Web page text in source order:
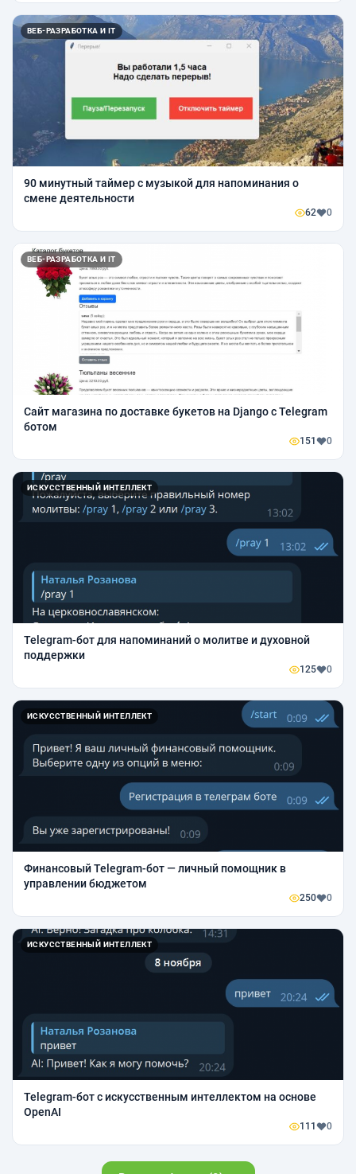
ВЕБ-РАЗРАБОТКА И IT
90 минутный таймер с музыкой для напоминания о
смене деятельности
62 0
ВЕБ-РАЗРАБОТКА И IT
Сайт магазина по доставке букетов на Django с Telegram
ботом
151 0
ИСКУССТВЕННЫЙ ИНТЕЛЛЕКТ
Telegram-бот для напоминаний о молитве и духовной
поддержки
125 0
ИСКУССТВЕННЫЙ ИНТЕЛЛЕКТ
Финансовый Telegram-бот — личный помощник в
управлении бюджетом
250 0
ИСКУССТВЕННЫЙ ИНТЕЛЛЕКТ
Telegram-бот с искусственным интеллектом на основе
OpenAI
111 0